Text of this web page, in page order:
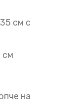
см с
см
на